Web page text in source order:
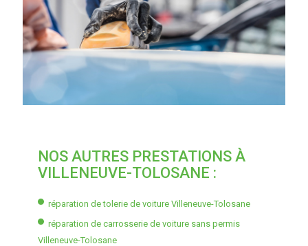
NOS AUTRES PRESTATIONS À
VILLENEUVE-TOLOSANE :
réparation de tolerie de voiture Villeneuve-Tolosane
réparation de carrosserie de voiture sans permis
Villeneuve-Tolosane